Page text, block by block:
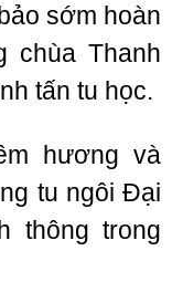
sớm hoàn
chùa Thanh
tấn tu học.
hương và
tu ngôi Đại
thông trong